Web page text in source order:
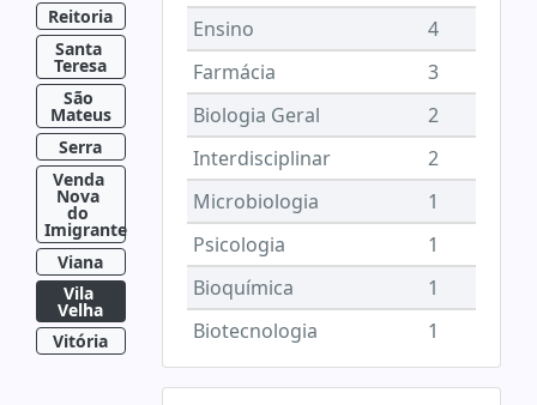
Reitoria
Santa
Teresa
São
Mateus
Serra
Venda
Nova
do
Imigrante
Viana
Vila
Velha
Vitória
Ensino
4
Farmácia
3
Biologia Geral
2
Interdisciplinar
2
Microbiologia
1
Psicologia
1
Bioquímica
1
Biotecnologia
1
Filosofia
1